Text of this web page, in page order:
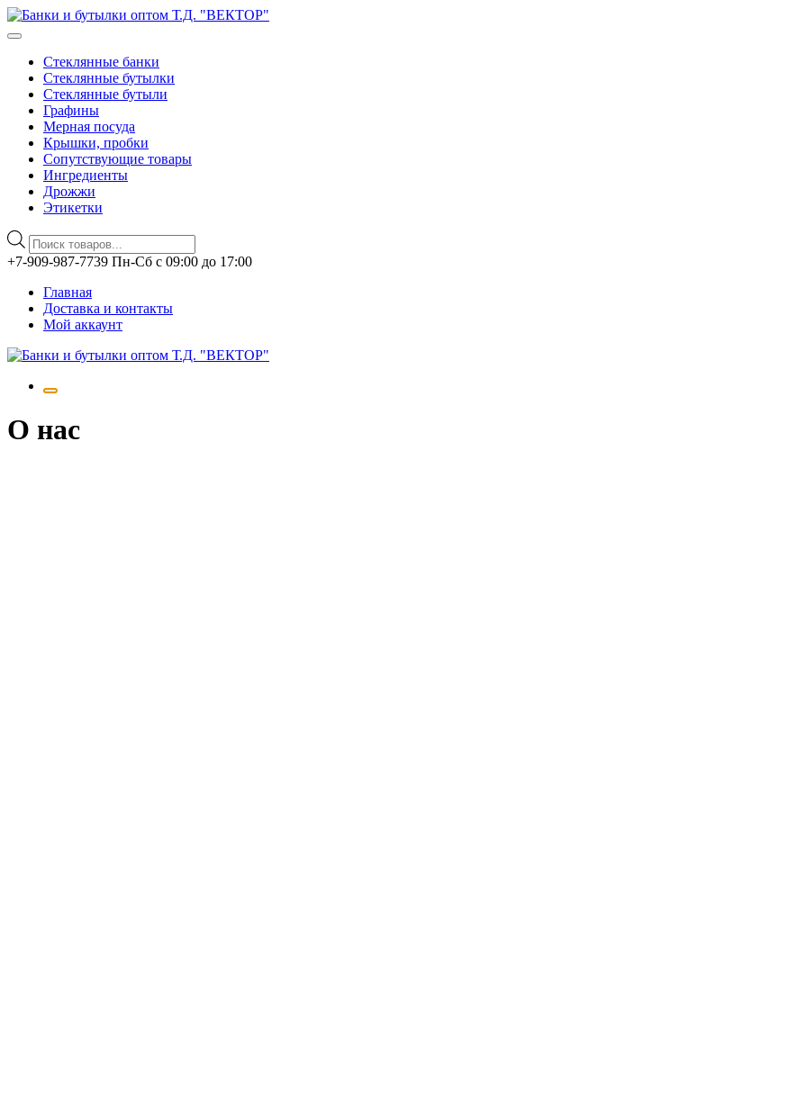
Стеклянные банки
Стеклянные бутылки
Стеклянные бутыли
Графины
Мерная посуда
Крышки, пробки
Сопутствующие товары
Ингредиенты
Дрожжи
Этикетки
Поиск
товаров
Перейти
содержимому
+7-909-987-7739 Пн-Сб с 09:00 до 17:00
Главная
Доставка и контакты
Мой аккаунт
О нас